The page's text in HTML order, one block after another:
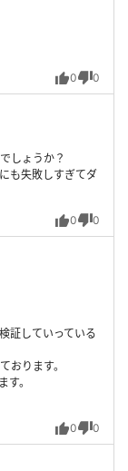
0 0
0 0
しょうか？
も失敗しすぎてダ
0 0
証していっている
おります。
。